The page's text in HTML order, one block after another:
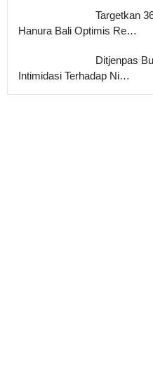
Targetkan
Hanura Bali Optimis Re…
Ditjenpas
Intimidasi Terhadap Ni…